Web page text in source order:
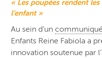
« Les poupées rendent
l’enfant »
Au sein d’un
Enfants Reine Fabiola a
innovation soutenue par